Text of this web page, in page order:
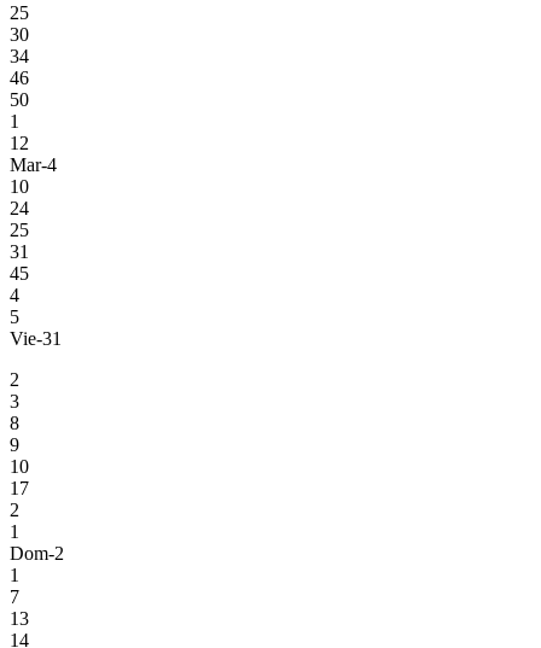
25
30
34
46
50
1
12
Mar-4
10
24
25
31
45
4
5
Vie-31
2
3
8
9
10
17
2
1
Dom-2
1
7
13
14